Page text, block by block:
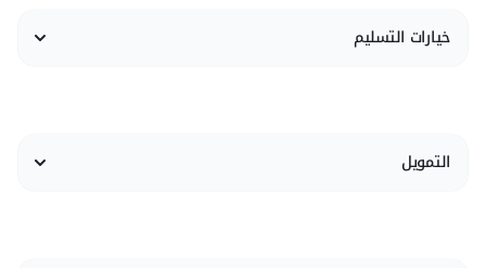
خيارات التسليم
التمويل